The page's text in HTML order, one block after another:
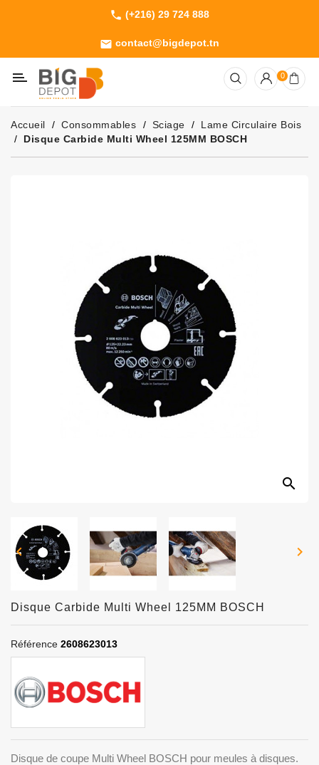
phone (+216) 29 724 888
email contact@bigdepot.tn
Machines
Outillage
Jardinage
Consommables
0
Accueil Consommables Sciage
Lame Circulaire Bois
Disque Carbide Multi Wheel 125MM BOSCH
search
 
Disque Carbide Multi Wheel 125MM BOSCH
Référence 2608623013
Disque de coupe Multi Wheel BOSCH pour meules à disques.